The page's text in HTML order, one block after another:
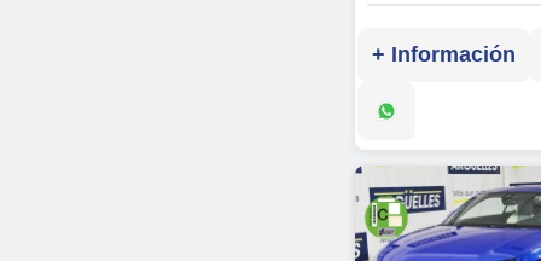
+ Información